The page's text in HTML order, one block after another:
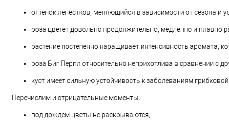
оттенок лепестков, меняющийся в зависимости от сезона и
роза цветет довольно продолжительно, медленно и плавно
растение постепенно наращивает интенсивность аромата,
роза Биг Перпл относительно неприхотлива в сравнении с
куст имеет сильную устойчивость к заболеваниям
Перечислим и отрицательные моменты:
под дождем цветы не раскрываются;